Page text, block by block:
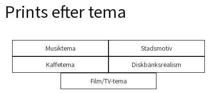
Prints efter tema
Musiktema
Stadsmotiv
Kaffetema
Diskbänksrealism
Film/TV-tema